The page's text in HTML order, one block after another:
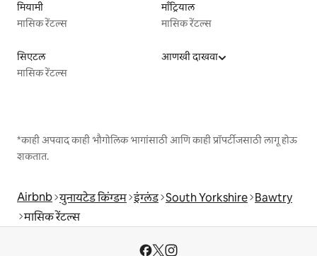
मियामी
मासिक रेंटल्स
माँट्रियाल
मासिक रेंटल्स
सिएटल
मासिक रेंटल्स
आणखी दाखवा
*काही अपवाद काही भौगोलिक भागांसाठी आणि काही प्रॉपर्टीजसाठी लागू होऊ
शकतात.
Airbnb युनायटेड किंग्डम इंग्लंड South Yorkshire Bawtry
मासिक रेंटल्स